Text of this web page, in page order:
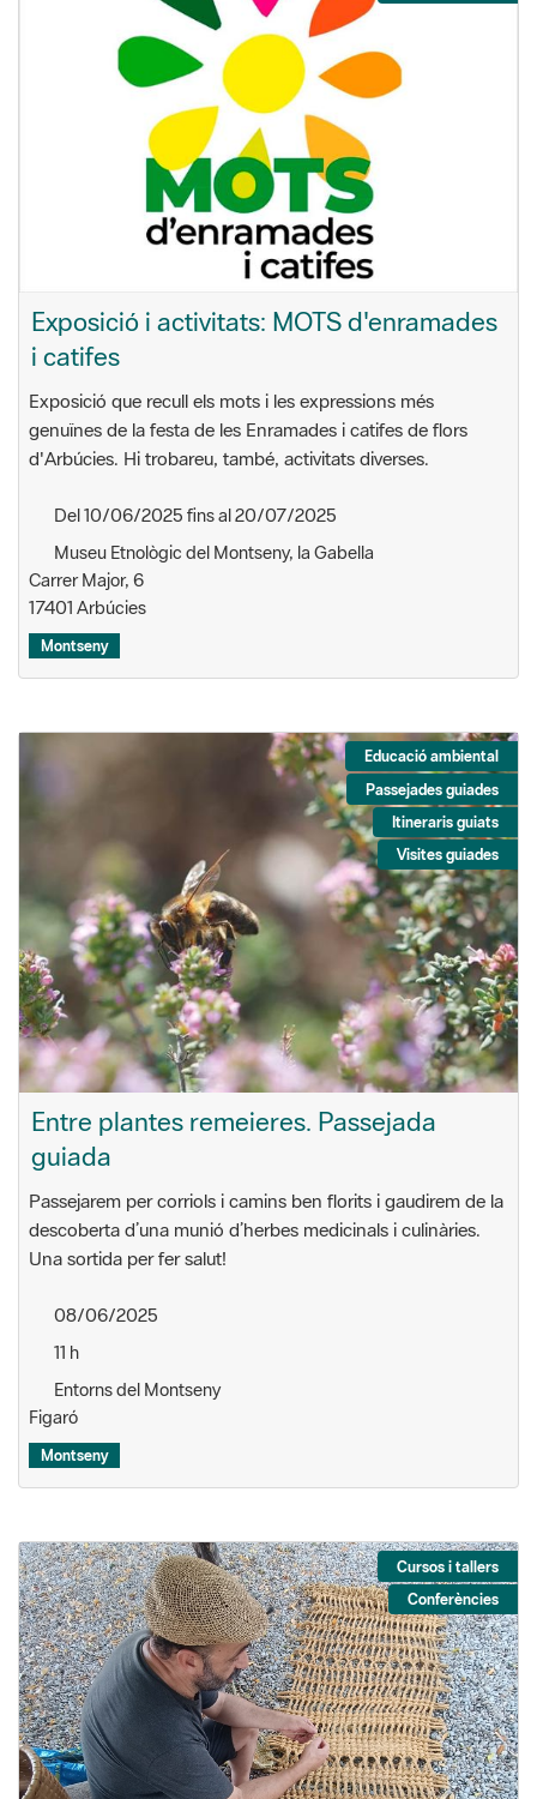
Exposició i activitats: MOTS d'enramades
i catifes
Exposició que recull els mots i les expressions més
genuïnes de la festa de les Enramades i catifes de flors
d'Arbúcies. Hi trobareu, també, activitats diverses.
Del 10/06/2025 fins al 20/07/2025
Museu Etnològic del Montseny, la Gabella
Carrer Major, 6
17401 Arbúcies
Montseny
Educació ambiental
Passejades guiades
Itineraris guiats
Visites guiades
Entre plantes remeieres. Passejada
guiada
Passejarem per corriols i camins ben florits i gaudirem de la
descoberta d’una munió d’herbes medicinals i culinàries.
Una sortida per fer salut!
08/06/2025
11 h
Entorns del Montseny
Figaró
Montseny
Cursos i tallers
Conferències